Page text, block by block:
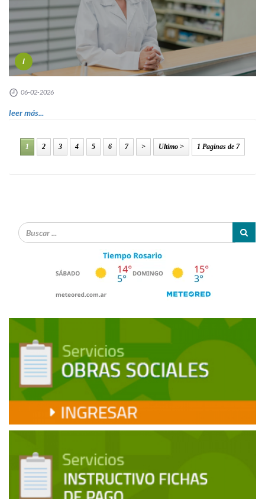
I
06-02-2026
leer más...
1 2 3 4 5 6 7 > Ultimo > 1 Paginas de 7